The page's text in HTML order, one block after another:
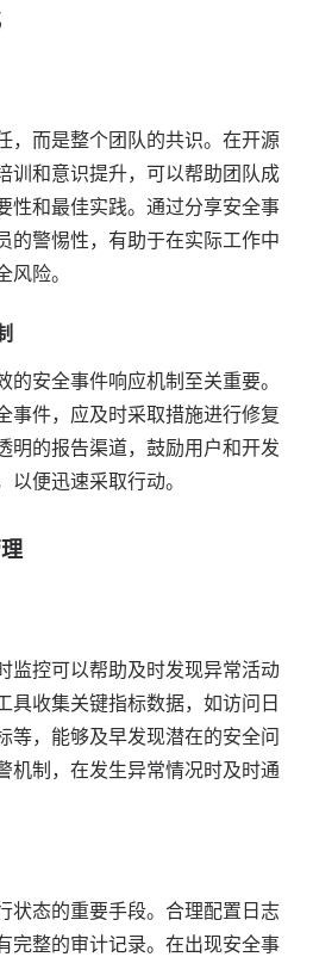
，而是整个团队的共识。在开源
训和意识提升，可以帮助团队成
性和最佳实践。通过分享安全事
的警惕性，有助于在实际工作中
险。
安全事件响应机制至关重要。
事件，应及时采取措施进行修复
明的报告渠道，鼓励用户和开发
便迅速采取行动。
监控可以帮助及时发现异常活动
具收集关键指标数据，如访问日
等，能够及早发现潜在的安全问
机制，在发生异常情况时及时通
状态的重要手段。合理配置日志
完整的审计记录。在出现安全事